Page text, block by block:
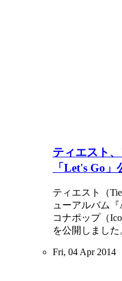
ティエスト
「Let's Go」
ティエスト（
ューアルバム『
コナポップ（
を公開しました
Fri, 04 Apr 2014